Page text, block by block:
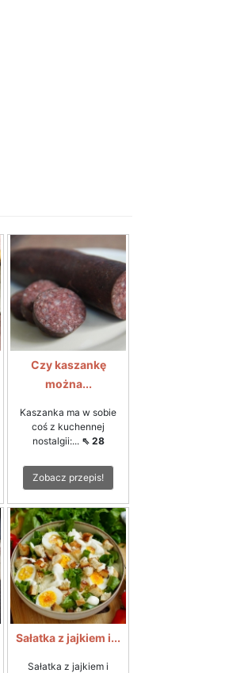
Czy kaszankę
można...
Kaszanka ma w sobie
coś z kuchennej
nostalgii:... ⇖ 28
Zobacz przepis!
Sałatka z jajkiem i...
Sałatka z jajkiem i